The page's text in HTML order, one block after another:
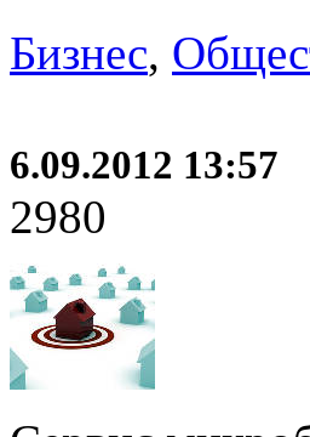
Бизнес,
6.09.2012 13:57
2980